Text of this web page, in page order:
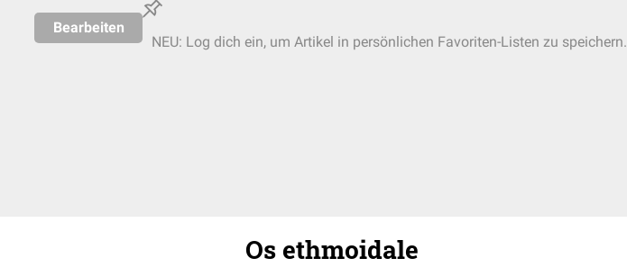
Bearbeiten
NEU: Log dich ein, um Artikel in persönlichen Favoriten-Listen zu speichern.
Os ethmoidale